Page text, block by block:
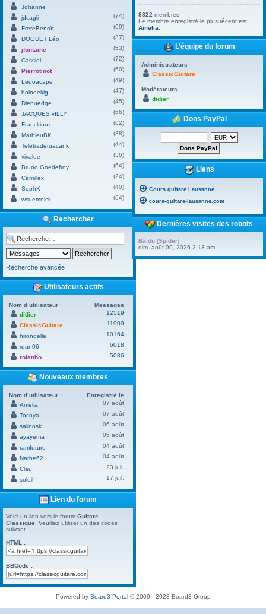
Johanne
jdcagli
(74)
FrereBenoît
(69)
DOGUET Léo
(37)
jfontaine
(53)
Cassiel
(72)
Pierrotinot
(50)
Ledoacape
(49)
boineekig
(47)
Dienuedge
(45)
JACQUES vILLY
(66)
Franckinux
(62)
MathieuBK
(38)
Teletraderuacank
(44)
vivalee
(56)
Bruno Goedefroy
(64)
Camillex
(24)
SophK
(40)
wsuemnick
(64)
Rechercher
Recherche avancée
Utilisateurs actifs
Nom d’utilisateur
Messages
didier
12519
ClassicGuitare
11909
hirondelle
10164
rdan06
6018
rolanbo
5086
Nouveaux membres
Nom d’utilisateur
Enregistré le
Amelia
07 août
Tocoya
07 août
salinosk
06 août
ayayema
05 août
ramfuture
04 août
Narbe62
04 août
Clau
23 juil.
soleil
17 juil.
Lien du forum
Voici un lien vers le forum Guitare
Classique . Veuillez utiliser un des codes
suivant :
HTML :
BBCode :
8822 membres
Le membre enregistré le plus récent est
Amelia
L’équipe du forum
Administrateurs
ClassicGuitare
Modérateurs
didier
Dons PayPal
Liens
Cours guitare Lausanne
cours-guitare-lausanne.com
Dernières visites des robots
Baidu [Spider]
dim. août 09, 2026 2:13 am
Powered by Board3 Portal© 2009 - 2023 Board3 Group